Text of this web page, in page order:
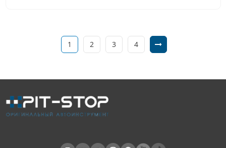
1 2 3 4